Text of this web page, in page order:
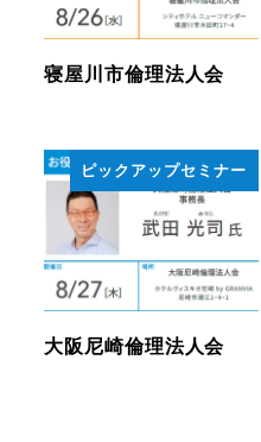
寝屋川市倫理法人会
ピックアップセミナー
大阪尼崎倫理法人会